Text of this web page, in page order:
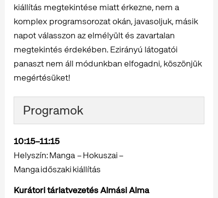
kiállítás megtekintése miatt érkezne, nem a
komplex programsorozat okán, javasoljuk, másik
napot válasszon az elmélyült és zavartalan
megtekintés érdekében. Ezirányú látogatói
panaszt nem áll módunkban elfogadni, köszönjük
megértésüket!
Programok
10:15–11:15
Helyszín: Manga – Hokuszai –
Manga időszaki kiállítás
Kurátori tárlatvezetés Almási Alma